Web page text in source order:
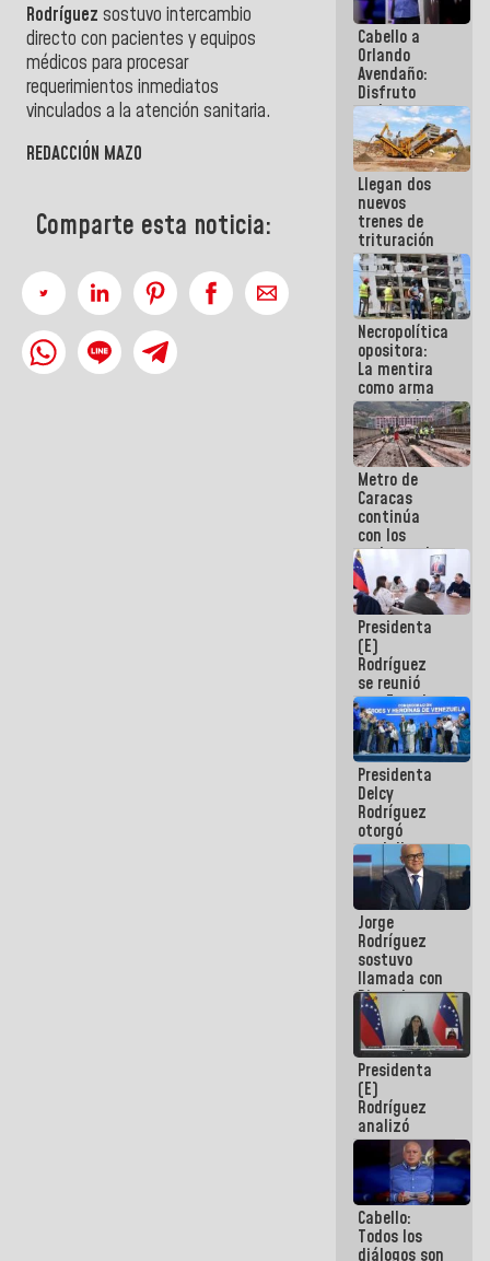
Rodríguez sostuvo intercambio
directo con pacientes y equipos
médicos para procesar
requerimientos inmediatos
vinculados a la atención sanitaria.
REDACCIÓN MAZO
Comparte esta noticia:
Cabello a
Orlando
Avendaño:
Disfruto
cada vez
que escribes
porque lo
que haces
es
embarrarla
Llegan dos
nuevos
trenes de
trituración
para
optimizar
manejo de
escombros
en La Guaira
Necropolítica
opositora:
La mentira
como arma
contra el
Pueblo
Metro de
Caracas
continúa
con los
trabajos de
mantenimiento
e inspección
en la Línea 2
Presidenta
(E)
Rodríguez
se reunió
con Estado
Mayor
Eléctrico
para
abordar
planes de
acción
Presidenta
Delcy
Rodríguez
otorgó
medalla
"Héroe de
Venezuela"
a servidores
públicos
Jorge
Rodríguez
sostuvo
llamada con
Dinorah
Figuera y
acuerdan
primer
encuentro
presencial
para el
diálogo
Presidenta
(E)
Rodríguez
analizó
junto a
gobernadores
planes de
recuperación
del Sistema
Eléctrico
Cabello:
Todos los
diálogos son